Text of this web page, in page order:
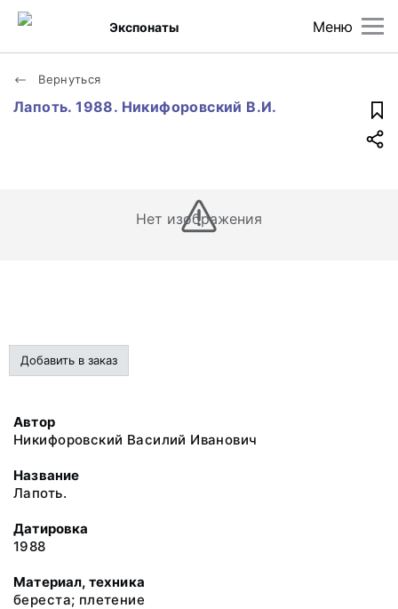
Меню
Экспонаты
Вернуться
Лапоть. 1988. Никифоровский В.И.
Нет изображения
Добавить в заказ
Автор
Никифоровский Василий Иванович
Название
Лапоть.
Датировка
1988
Материал, техника
береста; плетение